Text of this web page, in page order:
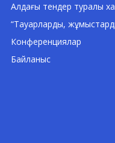
Алдағы тендер туралы
“Тауарларды,
Конференциялар
Байланыс